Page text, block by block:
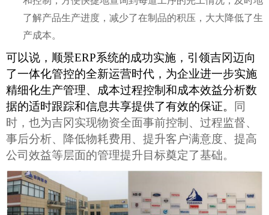
了解产品生产进度，减少了在制品的积压，大大降低了生
产成本。
可以说，顺景ERP系统的成功实施，引领吉冈迈向
了一体化管控的全新运营时代，为企业进一步实施
精细化生产管理、成本过程控制和成本效益分析数
据的适时跟踪和信息共享提供了有效的保证。 同
时，也为吉冈实现物资全面事前控制、过程监督、
事后分析、降低物耗费用、提升客户满意度、提高
公司效益等层面的管理提升目标奠定了基础。